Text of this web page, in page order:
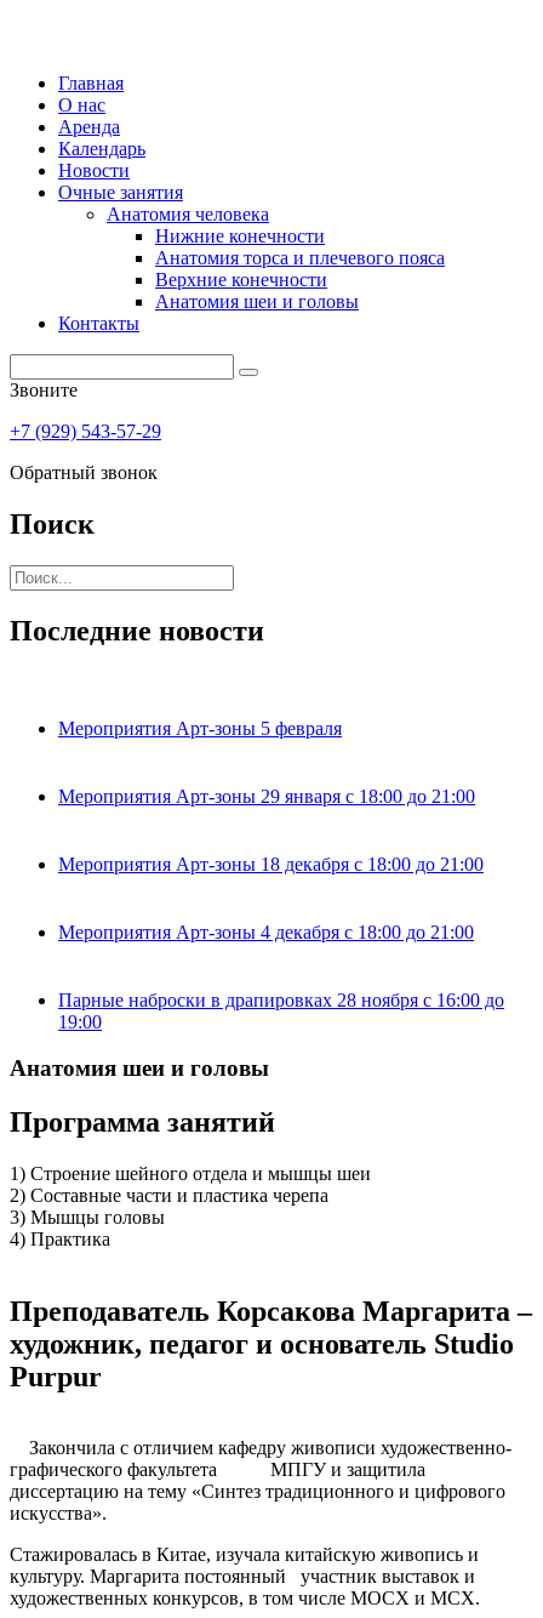
Главная
О нас
Аренда
Календарь
Новости
Очные занятия
Анатомия человека
Нижние конечности
Анатомия торса и плечевого пояса
Верхние конечности
Анатомия шеи и головы
Контакты
Звоните
+7 (929) 543-57-29
Обратный звонок
Поиск
Последние новости
Мероприятия Арт-зоны 5 февраля
Мероприятия Арт-зоны 29 января с 18:00 до 21:00
Мероприятия Арт-зоны 18 декабря с 18:00 до 21:00
Мероприятия Арт-зоны 4 декабря с 18:00 до 21:00
Парные наброски в драпировках 28 ноября с 16:00 до
19:00
Анатомия шеи и головы
Программа занятий
1) Строение шейного отдела и мышцы шеи
2) Составные части и пластика черепа
3) Мышцы головы
4) Практика
Преподаватель Корсакова Маргарита –
художник, педагог и основатель Studio
Purpur
Закончила с отличием кафедру живописи художественно-
графического факультета МПГУ и защитила
диссертацию на тему «Синтез традиционного и цифрового
искусства».
Стажировалась в Китае, изучала китайскую живопись и
культуру. Маргарита постоянный участник выставок и
художественных конкурсов, в том числе МОСХ и МСХ.